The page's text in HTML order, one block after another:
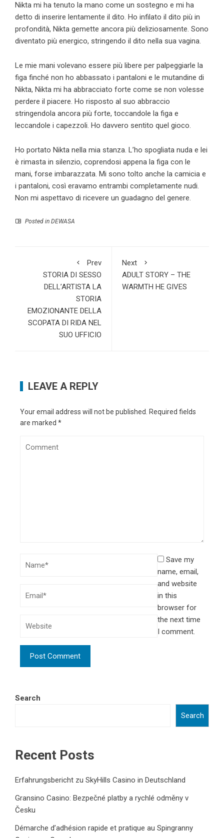
Nikta mi ha tenuto la mano come un sostegno e mi ha
detto di inserire lentamente il dito. Ho infilato il dito più in
profondità, Nikta gemette ancora più deliziosamente. Sono
diventato più energico, stringendo il dito nella sua vagina.
Le mie mani volevano essere più libere per palpeggiarle la
figa finché non ho abbassato i pantaloni e le mutandine di
Nikta, Nikta mi ha abbracciato forte come se non volesse
perdere il piacere. Ho risposto al suo abbraccio
stringendola ancora più forte, toccandole la figa e
leccandole i capezzoli. Ho davvero sentito quel gioco.
Ho portato Nikta nella mia stanza. L’ho spogliata nuda e lei
è rimasta in silenzio, coprendosi appena la figa con le
mani, forse imbarazzata. Mi sono tolto anche la camicia e
i pantaloni, così eravamo entrambi completamente nudi.
Non mi aspettavo di ricevere un guadagno del genere.
Posted in DEWASA
Prev
STORIA DI SESSO
DELL’ARTISTA LA
STORIA
EMOZIONANTE DELLA
SCOPATA DI RIDA NEL
SUO UFFICIO
Next
ADULT STORY – THE
WARMTH HE GIVES
LEAVE A REPLY
Your email address will not be published. Required fields
are marked *
Save my
name, email,
and website
in this
browser for
the next time
I comment.
Search
Search
Recent Posts
Erfahrungsbericht zu SkyHills Casino in Deutschland
Gransino Casino: Bezpečné platby a rychlé odměny v
Česku
Démarche d’adhésion rapide et pratique au Spingranny